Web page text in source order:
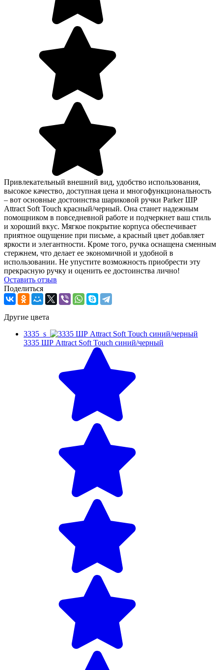
Привлекательный внешний вид, удобство использования,
высокое качество, доступная цена и многофункциональность
– вот основные достоинства шариковой ручки Parker ШР
Attract Soft Touch красный/черный. Она станет надежным
помощником в повседневной работе и подчеркнет ваш стиль
и хороший вкус. Мягкое покрытие корпуса обеспечивает
приятное ощущение при письме, а красный цвет добавляет
яркости и элегантности. Кроме того, ручка оснащена сменным
стержнем, что делает ее экономичной и удобной в
использовании. Не упустите возможность приобрести эту
прекрасную ручку и оценить ее достоинства лично!
Оcтавить отзыв
Поделиться
Другие цвета
3335_s
3335 ШР Attract Soft Touch синий/черный